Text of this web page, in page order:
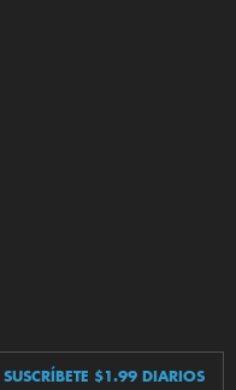
SUSCRÍBETE $1.99 DIARIOS